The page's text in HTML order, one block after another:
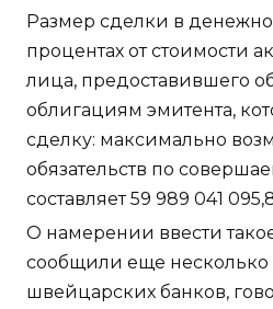
Размер сделки в
процентах от стоимости
лица, предоставившего
облигациям эмитента,
сделку: максимально
обязательств по
составляет 59 989 041
О намерении ввести
сообщили еще
швейцарских банков,